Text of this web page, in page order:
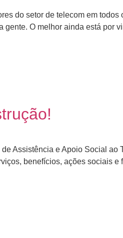
do setor de telecom em
O melhor ainda está por
Assistência e Apoio Social
benefícios, ações sociais